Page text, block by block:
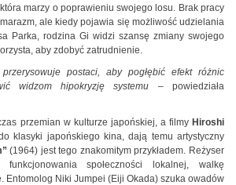
marzy o poprawieniu swojego losu. Brak pracy
ale kiedy pojawia się możliwość udzielania
Parka, rodzina Gi widzi szansę zmiany swojego
aby zdobyć zatrudnienie.
postaci, aby pogłębić efekt różnic
widzom hipokryzję systemu – powiedziała
przemian w kulturze japońskiej, a filmy Hiroshi
klasyki japońskiego kina, dają temu artystyczny
(1964) jest tego znakomitym przykładem. Reżyser
funkcjonowania społeczności lokalnej, walkę
Entomolog Niki Jumpei (Eiji Okada) szuka owadów